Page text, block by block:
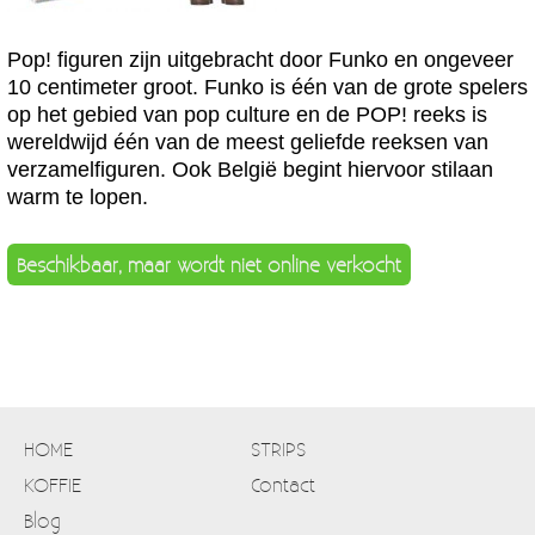
Pop! figuren zijn uitgebracht door Funko en ongeveer
10 centimeter groot. Funko is één van de grote spelers
op het gebied van pop culture en de POP! reeks is
wereldwijd één van de meest geliefde reeksen van
verzamelfiguren. Ook België begint hiervoor stilaan
warm te lopen.
Beschikbaar, maar wordt niet online verkocht
HOME
STRIPS
KOFFIE
Contact
Blog